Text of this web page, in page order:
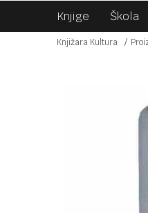
Knjige Škola
Knjižara Kultura